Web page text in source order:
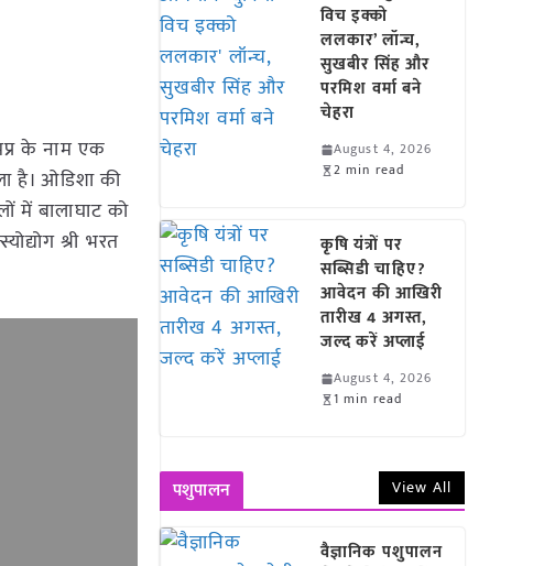
के नाम एक
है। ओडिशा की
में बालाघाट को
श्री भरत
विच इक्को
ललकार’ लॉन्च,
सुखबीर सिंह और
परमिश वर्मा बने
चेहरा
August 4, 2026
2 min read
कृषि यंत्रों पर
सब्सिडी चाहिए?
आवेदन की आखिरी
तारीख 4 अगस्त,
जल्द करें अप्लाई
August 4, 2026
1 min read
पशुपालन View All
वैज्ञानिक पशुपालन